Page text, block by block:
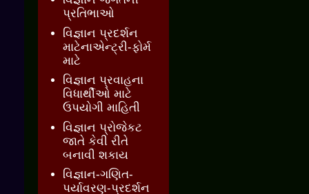
પ્રતિભાઓ
વિજ્ઞાન પ્રદર્શન
માટેનાએન્ટ્રી-ફોર્મ
માટે
વિજ્ઞાન પ્રવાહના
વિધાર્થીઓ માટે
ઉપયોગી માહિતી
વિજ્ઞાન પ્રોજેકટ
જાતે કેવી રીતે
બનાવી શકાય
વિજ્ઞાન-ગણિત-
પર્યાવરણ-પ્રદર્શન